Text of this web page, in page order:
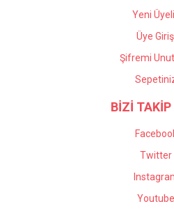
Yeni
Üye
Şifremi
BİZİ TAKİP
Twitter
Youtube